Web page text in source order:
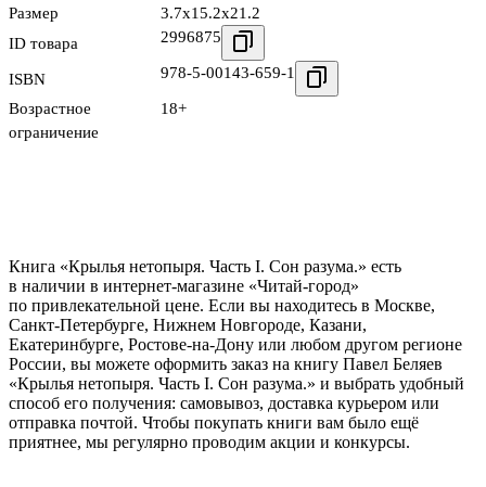
Размер
3.7x15.2x21.2
ID товара
2996875
ISBN 978-5-00143-659-1
Возрастное
ограничение
18+
Книга «Крылья нетопыря. Часть I. Сон разума.» есть
в наличии в интернет-магазине «Читай-город»
по привлекательной цене. Если вы находитесь в Москве,
Санкт-Петербурге, Нижнем Новгороде, Казани,
Екатеринбурге, Ростове-на-Дону или любом другом регионе
России, вы можете оформить заказ на книгу Павел Беляев
«Крылья нетопыря. Часть I. Сон разума.» и выбрать удобный
способ его получения: самовывоз, доставка курьером или
отправка почтой. Чтобы покупать книги вам было ещё
приятнее, мы регулярно проводим акции и конкурсы.